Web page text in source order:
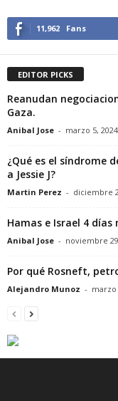
11,962 Fans
EDITOR PICKS
Reanudan
Gaza.
Anibal Jose - marzo 5, 2024
¿Qué es el síndrome
a Jessie J?
Martin Perez - diciembre
Hamas e Israel 4
Anibal Jose - noviembre
Por qué Rosneft,
Alejandro Munoz - marzo